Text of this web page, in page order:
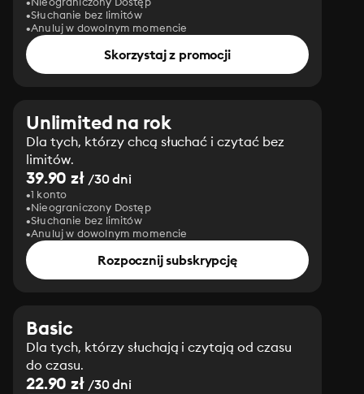
Słuchanie bez limitów
Anuluj w dowolnym momencie
Skorzystaj z promocji
Unlimited na rok
Dla tych, którzy chcą słuchać i czytać bez
limitów.
39.90 zł/30 dni
1 konto
Nieograniczony Dostęp
Słuchanie bez limitów
Anuluj w dowolnym momencie
Rozpocznij subskrypcję
Basic
Dla tych, którzy słuchają i czytają od czasu
do czasu.
22.90 zł/30 dni